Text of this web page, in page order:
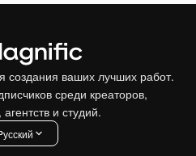
создания ваших лучших работ.
среди креаторов,
и студий.